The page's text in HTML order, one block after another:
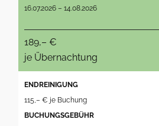
16.07.2026 – 14.08.2026
189,– €
je Übernachtung
ENDREINIGUNG
115,– € je Buchung
BUCHUNGSGEBÜHR